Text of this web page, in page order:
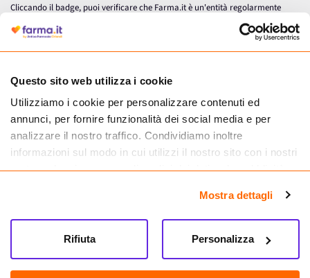
Questo sito web utilizza i cookie
Utilizziamo i cookie per personalizzare contenuti ed
annunci, per fornire funzionalità dei social media e per
analizzare il nostro traffico. Condividiamo inoltre
informazioni sul modo in cui utilizzi il nostro sito con i nostri
partner che si occupano di analisi dei dati web, pubblicità e
informazioni che hai fornito loro o che hanno raccolto dal
tuo utilizzo dei loro servizi.
Mostra dettagli
Personalizza
Rifiuta
Cliccando il badge, puoi verificare che Farma.it è un'entità regolarmente
autorizzata dal Ministero della Salute a effettuare la vendita online di
medicinali.
Farma.it S.a.s. P. IVA 07417261216 REA: NA-884088
CREDITS